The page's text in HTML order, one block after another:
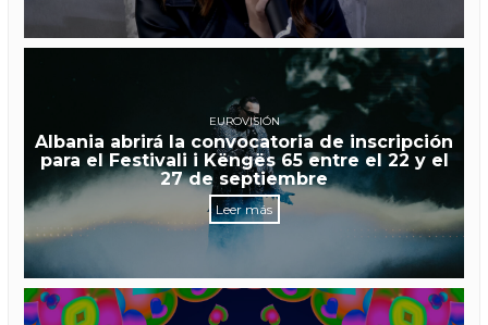
EUROVISIÓN
Albania abrirá la convocatoria de inscripción
para el Festivali i Këngës 65 entre el 22 y el
27 de septiembre
Leer más